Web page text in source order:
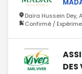
Daïra Hussein Dey,
Confirmé /